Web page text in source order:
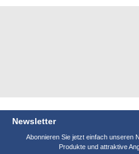
Newsletter
Abonnieren Sie jetzt einfach unseren
Produkte und attraktive